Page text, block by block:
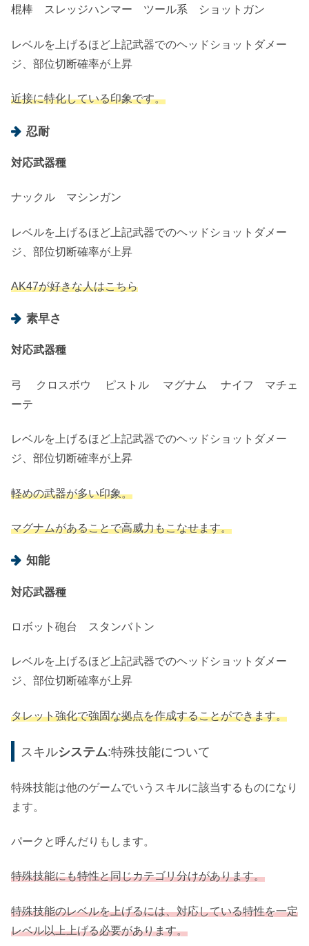
棍棒 スレッジハンマー ツール系 ショットガン
レベルを上げるほど上記武器でのヘッドショットダメー
ジ、部位切断確率が上昇
近接に特化している印象です。
忍耐
対応武器種
ナックル マシンガン
レベルを上げるほど上記武器でのヘッドショットダメー
ジ、部位切断確率が上昇
AK47が好きな人はこちら
素早さ
対応武器種
弓 クロスボウ ピストル マグナム ナイフ マチェ
ーテ
レベルを上げるほど上記武器でのヘッドショットダメー
ジ、部位切断確率が上昇
軽めの武器が多い印象。
マグナムがあることで高威力もこなせます。
知能
対応武器種
ロボット砲台 スタンバトン
レベルを上げるほど上記武器でのヘッドショットダメー
ジ、部位切断確率が上昇
タレット強化で強固な拠点を作成することができます。
スキルシステム:特殊技能について
特殊技能は他のゲームでいうスキルに該当するものになり
ます。
パークと呼んだりもします。
特殊技能にも特性と同じカテゴリ分けがあります。
特殊技能のレベルを上げるには、対応している特性を一定
レベル以上上げる必要があります。